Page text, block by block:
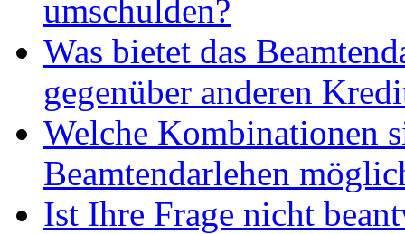
umschulden?
Was bietet das
gegenüber anderen
Welche Kombinationen
Beamtendarlehen
Ist Ihre Frage nicht